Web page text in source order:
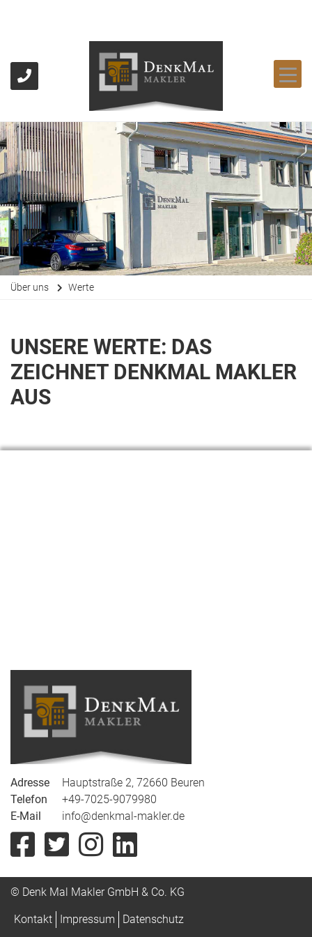
Über uns Werte
UNSERE WERTE: DAS
ZEICHNET DENKMAL MAKLER
AUS
Adresse Hauptstraße 2, 72660 Beuren
Telefon
+49-7025-9079980
E-Mail
info@denkmal-makler.de
© Denk Mal Makler GmbH & Co. KG
Kontakt Impressum Datenschutz